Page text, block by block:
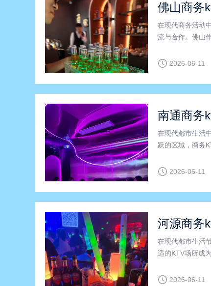
佛山商务
在现代商务活动
流与合作。佛山
乐及商务交流平
2026-06-11
南通商务
在现代都市生活
跃的区域，商务
了不同层次客户
2026-06-11
河源商务
在现代都市生活
适的KTV场所成
TV、龙川县商务
2026-06-11